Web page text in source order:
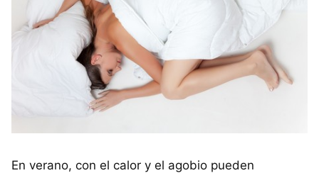
En verano, con el calor y el agobio pueden